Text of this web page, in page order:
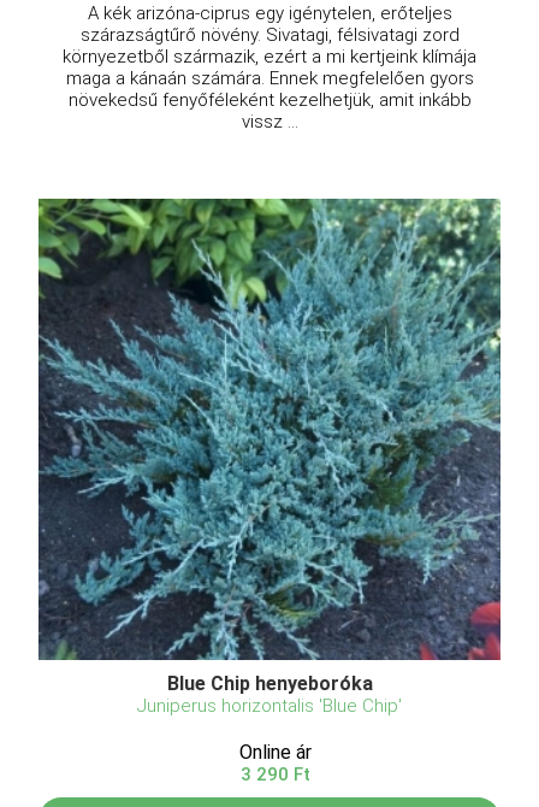
A kék arizóna-ciprus egy igénytelen, erőteljes
szárazságtűrő növény. Sivatagi, félsivatagi zord
környezetből származik, ezért a mi kertjeink klímája
maga a kánaán számára. Ennek megfelelően gyors
növekedsű fenyőféleként kezelhetjük, amit inkább
vissz ...
Blue Chip henyeboróka
Juniperus horizontalis 'Blue Chip'
Online ár
3 290 Ft